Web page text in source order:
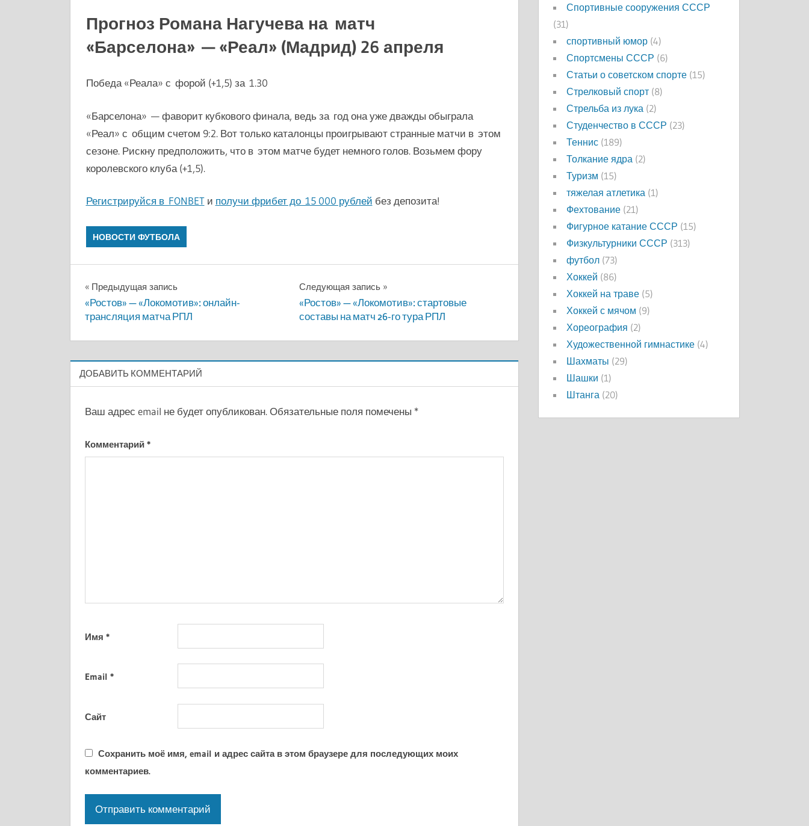
Прогноз Романа Нагучева на матч
«Барселона» — «Реал» (Мадрид) 26 апреля
Победа «Реала» с форой (+1,5) за 1.30
«Барселона» — фаворит кубкового финала, ведь за год она уже дважды обыграла
«Реал» с общим счетом 9:2. Вот только каталонцы проигрывают странные матчи в этом
сезоне. Рискну предположить, что в этом матче будет немного голов. Возьмем фору
королевского клуба (+1,5).
Регистрируйся в FONBET и получи фрибет до 15 000 рублей без депозита!
НОВОСТИ ФУТБОЛА
Навигация
по
записям
Предыдущая запись
«Ростов» — «Локомотив»: онлайн-
трансляция матча РПЛ
Следующая запись
«Ростов» — «Локомотив»: стартовые
составы на матч 26-го тура РПЛ
ДОБАВИТЬ КОММЕНТАРИЙ
Ваш адрес email не будет опубликован.Обязательные поля помечены *
Комментарий *
Имя *
Email *
Сайт
Сохранить моё имя, email и адрес сайта в этом браузере для последующих моих
комментариев.
Спортивные сооружения СССР
(31)
спортивный юмор (4)
Спортсмены СССР (6)
Статьи о советском спорте (15)
Стрелковый спорт (8)
Стрельба из лука (2)
Студенчество в СССР (23)
Теннис (189)
Толкание ядра (2)
Туризм (15)
тяжелая атлетика (1)
Фехтование (21)
Фигурное катание СССР (15)
Физкультурники СССР (313)
футбол (73)
Хоккей (86)
Хоккей на траве (5)
Хоккей с мячом (9)
Хореография (2)
Художественной гимнастике (4)
Шахматы (29)
Шашки (1)
Штанга (20)